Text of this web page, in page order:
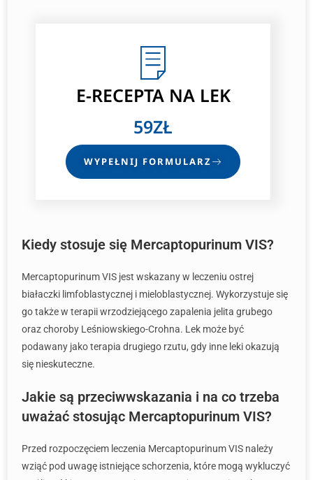
E-RECEPTANA LEK
59ZŁ
WYPEŁNIJ FORMULARZ
Kiedy stosuje się Mercaptopurinum VIS?
Mercaptopurinum VIS jest wskazany w leczeniu ostrej
białaczki limfoblastycznej i mieloblastycznej. Wykorzystuje się
go także w terapii wrzodziejącego zapalenia jelita grubego
oraz choroby Leśniowskiego-Crohna. Lek może być
podawany jako terapia drugiego rzutu, gdy inne leki okazują
się nieskuteczne.
Jakie są przeciwwskazania i na co trzeba
uważać stosując Mercaptopurinum VIS?
Przed rozpoczęciem leczenia Mercaptopurinum VIS należy
wziąć pod uwagę istniejące schorzenia, które mogą wykluczyć